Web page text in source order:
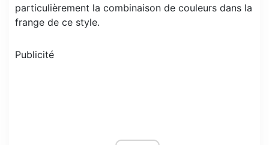
particulièrement la combinaison de couleurs dans la
frange de ce style.
Publicité